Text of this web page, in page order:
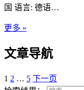
国 语言: 德语…
更多 »
文章导航
1 2 … 5 下一页